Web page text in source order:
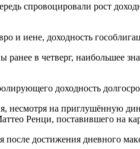
спровоцировали рост
и иене, доходность
в четверг, наибольшее
доходность
на приглушённую
Ренци, поставившего на
после достижения дневного